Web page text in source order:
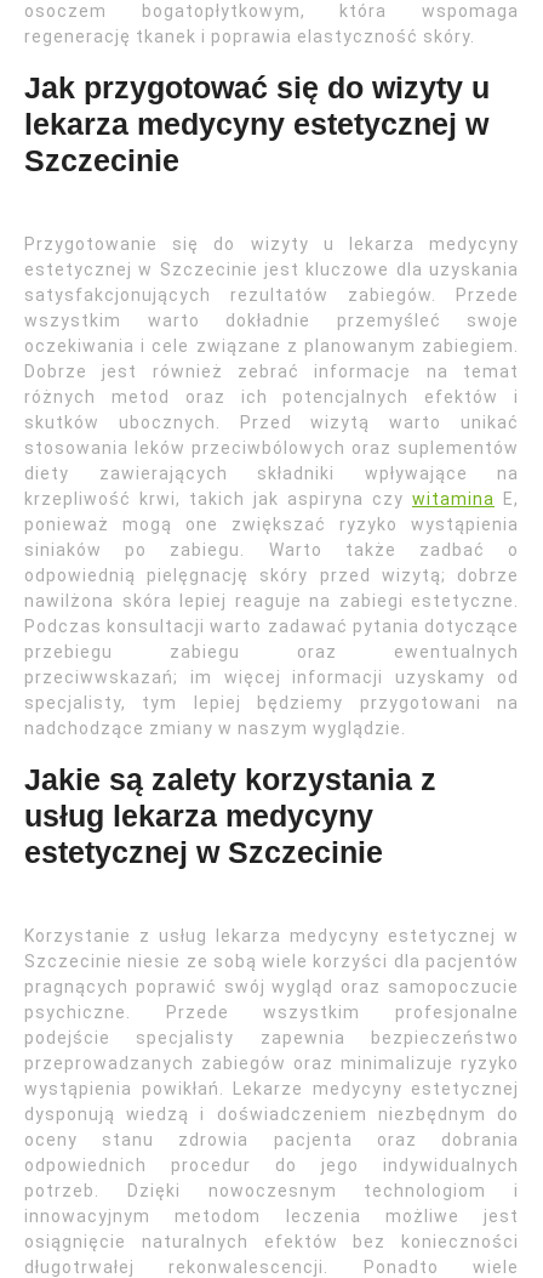
osoczem bogatopłytkowym, która wspomaga
regenerację tkanek i poprawia elastyczność skóry.
Jak przygotować się do wizyty u
lekarza medycyny estetycznej w
Szczecinie
Przygotowanie się do wizyty u lekarza medycyny
estetycznej w Szczecinie jest kluczowe dla uzyskania
satysfakcjonujących rezultatów zabiegów. Przede
wszystkim warto dokładnie przemyśleć swoje
oczekiwania i cele związane z planowanym zabiegiem.
Dobrze jest również zebrać informacje na temat
różnych metod oraz ich potencjalnych efektów i
skutków ubocznych. Przed wizytą warto unikać
stosowania leków przeciwbólowych oraz suplementów
diety zawierających składniki wpływające na
krzepliwość krwi, takich jak aspiryna czy witamina
E,
ponieważ mogą one zwiększać ryzyko wystąpienia
siniaków po zabiegu. Warto także zadbać o
odpowiednią pielęgnację skóry przed wizytą; dobrze
nawilżona skóra lepiej reaguje na zabiegi estetyczne.
Podczas konsultacji warto zadawać pytania dotyczące
przebiegu zabiegu oraz ewentualnych
przeciwwskazań; im więcej informacji uzyskamy od
specjalisty, tym lepiej będziemy przygotowani na
nadchodzące zmiany w naszym wyglądzie.
Jakie są zalety korzystania z
usług lekarza medycyny
estetycznej w Szczecinie
Korzystanie z usług lekarza medycyny estetycznej w
Szczecinie niesie ze sobą wiele korzyści dla pacjentów
pragnących poprawić swój wygląd oraz samopoczucie
psychiczne. Przede wszystkim profesjonalne
podejście specjalisty zapewnia bezpieczeństwo
przeprowadzanych zabiegów oraz minimalizuje ryzyko
wystąpienia powikłań. Lekarze medycyny estetycznej
dysponują wiedzą i doświadczeniem niezbędnym do
oceny stanu zdrowia pacjenta oraz dobrania
odpowiednich procedur do jego indywidualnych
potrzeb. Dzięki nowoczesnym technologiom i
innowacyjnym metodom leczenia możliwe jest
osiągnięcie naturalnych efektów bez konieczności
długotrwałej rekonwalescencji. Ponadto wiele